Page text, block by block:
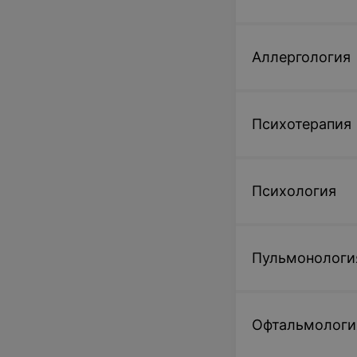
Аллергология
Психотерапия
Психология